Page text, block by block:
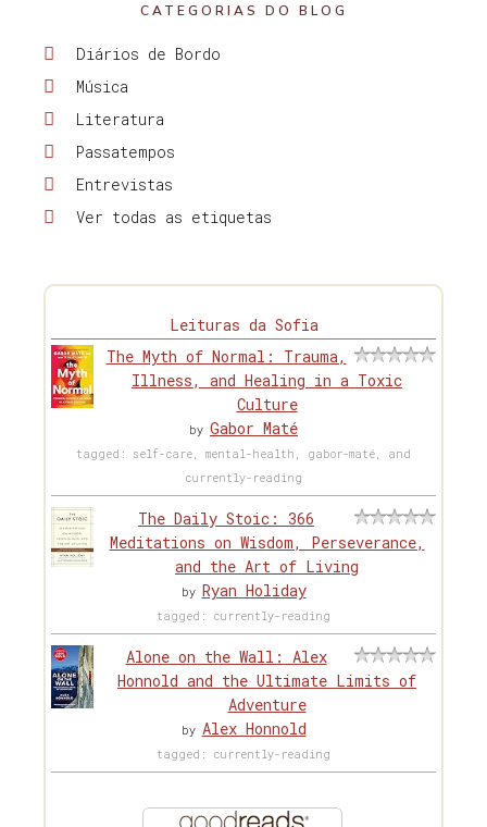
CATEGORIAS DO BLOG
Diários de Bordo
Música
Literatura
Passatempos
Entrevistas
Ver todas as etiquetas
Leituras da Sofia
The Myth of Normal: Trauma,
Illness, and Healing in a Toxic
Culture
by Gabor Maté
tagged: self-care, mental-health, gabor-maté, and
currently-reading
The Daily Stoic: 366
Meditations on Wisdom, Perseverance,
and the Art of Living
by Ryan Holiday
tagged: currently-reading
Alone on the Wall: Alex
Honnold and the Ultimate Limits of
Adventure
by Alex Honnold
tagged: currently-reading